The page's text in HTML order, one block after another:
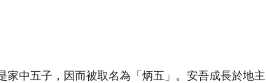
中五子，因而被取名為「炳五」。安吾成長於地主